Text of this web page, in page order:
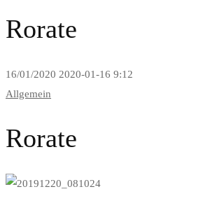
Rorate
16/01/2020 2020-01-16 9:12
Allgemein
Rorate